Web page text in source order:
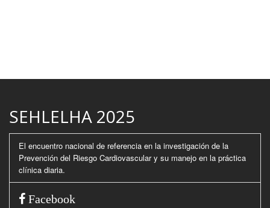
SEHLELHA 2025
El encuentro nacional de referencia en la investigación de la
Prevención del Riesgo Cardiovascular y su manejo en la práctica
clínica diaria.
Facebook